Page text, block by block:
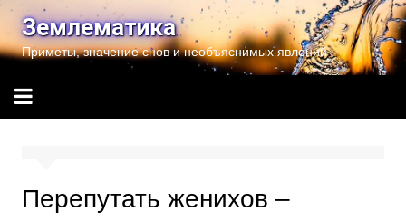
Землематика
Приметы, значение снов и необъяснимых явлений
Перепутать женихов –